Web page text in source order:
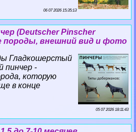
06 07 2026 15:35:13
(Deutscher Pinscher
породы, внешний вид и фото
Гладкошерстый
пинчер -
которую
в конце
05 07 2026 18:11:43